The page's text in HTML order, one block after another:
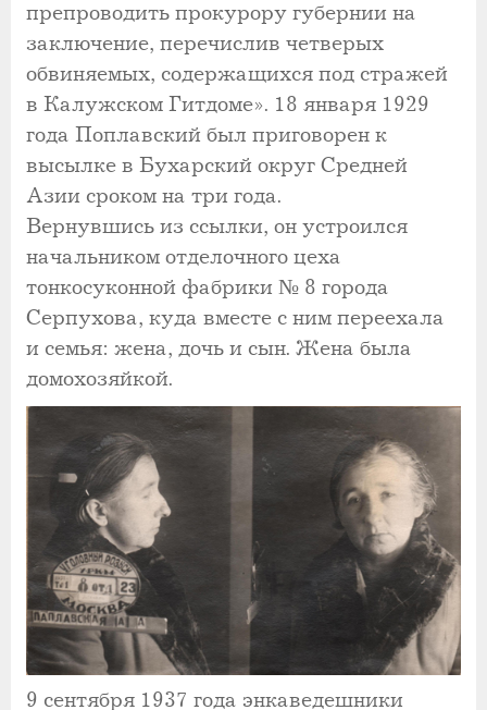
препроводить прокурору губернии на
заключение, перечислив четверых
обвиняемых, содержащихся под стражей
в Калужском Гитдоме». 18 января 1929
года Поплавский был приговорен к
высылке в Бухарский округ Средней
Азии сроком на три года.
Вернувшись из ссылки, он устроился
начальником отделочного цеха
тонкосуконной фабрики № 8 города
Серпухова, куда вместе с ним переехала
и семья: жена, дочь и сын. Жена была
домохозяйкой.
9 сентября 1937 года энкаведешники